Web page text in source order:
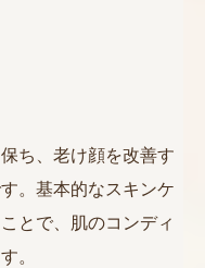
ち、老け顔を改善す
。基本的なスキンケ
とで、肌のコンディ
。